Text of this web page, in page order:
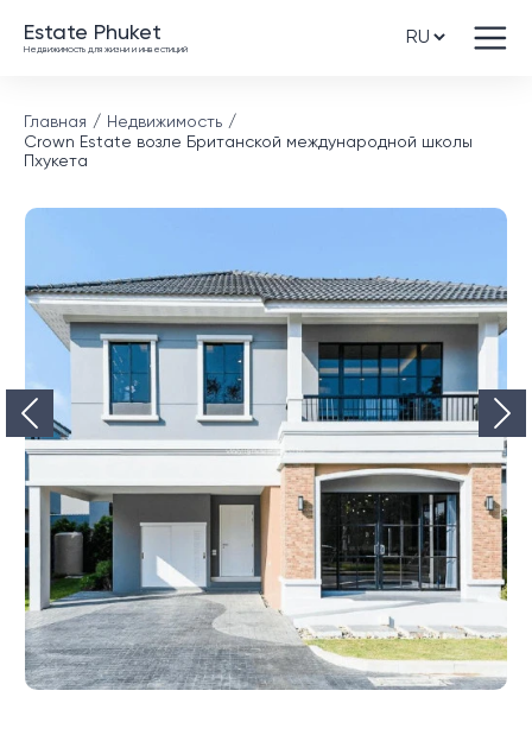
Estate Phuket
Недвижимость для жизни и инвестиций
Главная
Недвижимость
Crown Estate возле Британской международной школы
Пхукета